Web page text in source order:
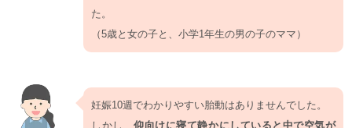
た。
（5歳と女の子と、小学1年生の男の子のママ）
妊娠10週でわかりやすい胎動はありませんでした。
しかし、仰向けに寝て静かにしていると中で空気が